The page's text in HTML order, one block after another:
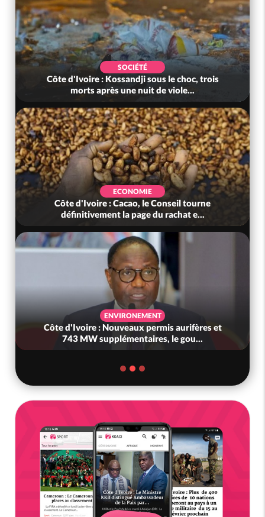
SOCIÉTÉ
Côte d'Ivoire : Kossandji sous le choc, trois
morts après une nuit de viole...
ECONOMIE
Côte d'Ivoire : Cacao, le Conseil tourne
définitivement la page du rachat e...
ENVIRONEMENT
Côte d'Ivoire : Nouveaux permis aurifères et
743 MW supplémentaires, le gou...